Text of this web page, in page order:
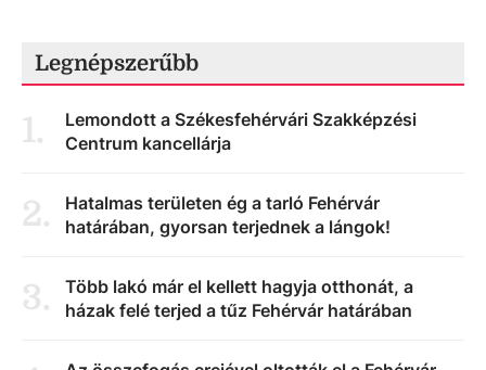
Legnépszerűbb
1.
Lemondott a Székesfehérvári Szakképzési
Centrum kancellárja
2.
Hatalmas területen ég a tarló Fehérvár
határában, gyorsan terjednek a lángok!
3.
Több lakó már el kellett hagyja otthonát, a
házak felé terjed a tűz Fehérvár határában